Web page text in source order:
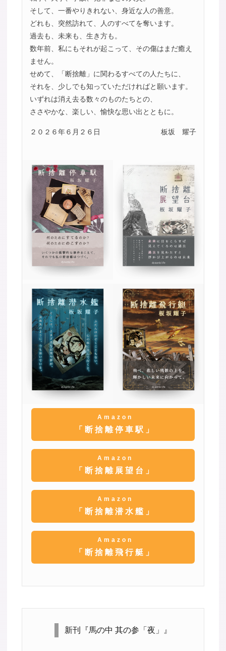
そして、一番やりきれない、身近な人の善意。
どれも、突然訪れて、人のすべてを奪います。
過去も、未来も、生き方も。
数年前、私にもそれが起こって、その傷はまだ癒え
ません。
せめて、「断捨離」に関わるすべての人たちに、
それを、少しでも知っていただければと願います。
いずれは消え去る数々のものたちとの、
ささやかな、楽しい、愉快な思い出とともに。
２０２６年６月２６日 板坂 耀子
Amazon
「断捨離停車駅」
Amazon
「断捨離展望台」
Amazon
「断捨離潜水艦」
Amazon
「断捨離飛行艇」
新刊『馬の中 其の参「夜」』